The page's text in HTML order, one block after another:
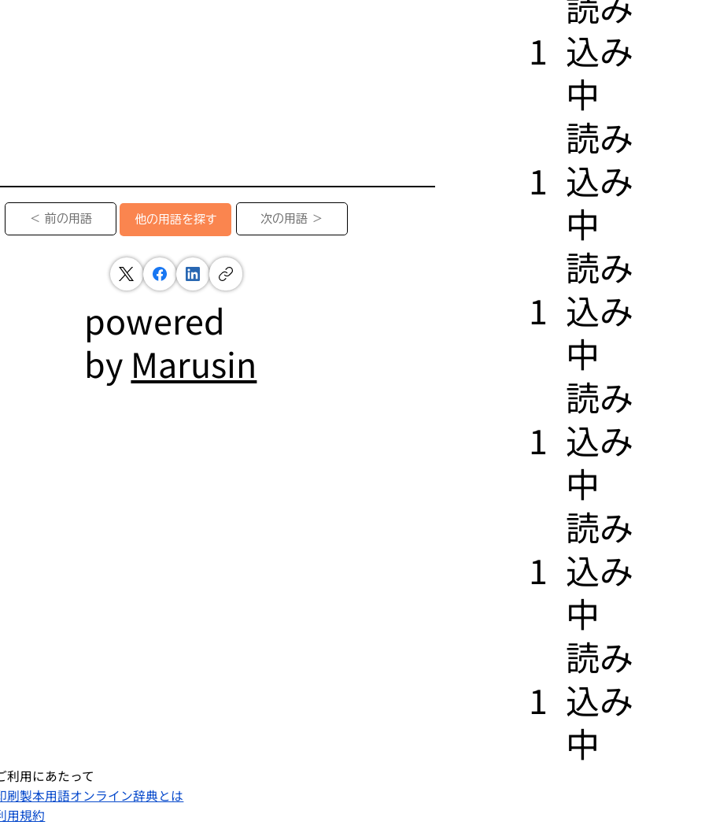
1 込み
中
1
​読み
込み
中
1
​読み
込み
中
1
​読み
込み
中
1
​読み
込み
中
1
​読み
込み
中
＜ 前の用語 他の用語を探す 次の用語 ＞
powered
by Marusin
利用にあたって
刷製本用語オンライン辞典とは
用規約​